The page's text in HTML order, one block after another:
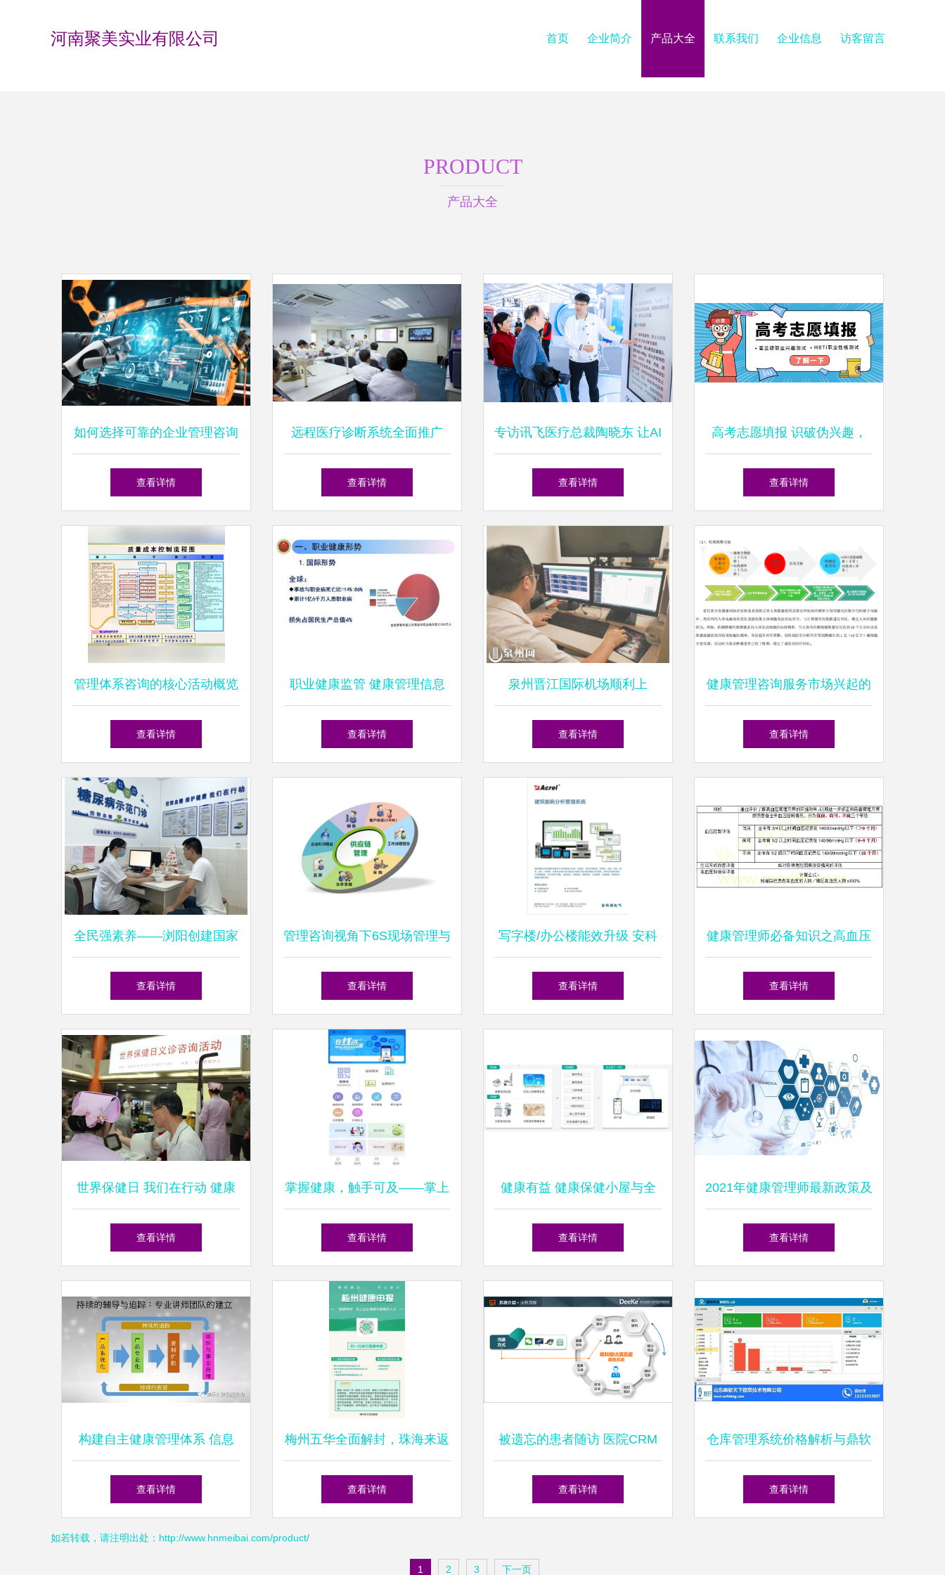
河南聚美实业有限公司 首页 企业简介 产品大全 联系我们 企业信息 访客留言
PRODUCT
产品大全
如何选择可靠的企业管理咨询
公司并有效落地工厂管理整改
查看详情
远程医疗诊断系统全面推广
开启健康管理新时代
查看详情
专访讯飞医疗总裁陶晓东 让AI
成为每个医生的诊疗助理、每
查看详情
高考志愿填报 识破伪兴趣，
解锁真热爱，让健康管理引领
查看详情
管理体系咨询的核心活动概览
——以健康管理信息咨询为例
查看详情
职业健康监管 健康管理信息
咨询全面解析
查看详情
泉州晋江国际机场顺利上
线“健康空港信息管理系统”，
查看详情
健康管理咨询服务市场兴起的
动因分析
查看详情
全民强素养——浏阳创建国家
卫生城市系列报道之三 健康
查看详情
管理咨询视角下6S现场管理与
团队建设在健康管理信息咨询
查看详情
写字楼/办公楼能效升级 安科
瑞能源管理系统，一步图解实
查看详情
健康管理师必备知识之高血压
患者管理效果的监测与评价指
查看详情
世界保健日 我们在行动 健康
管理科义诊咨询活动纪实
查看详情
掌握健康，触手可及——掌上
兴医APP，您的专属健康管理
查看详情
健康有益 健康保健小屋与全
面健康管理信息咨询指南
查看详情
2021年健康管理师最新政策及
政策解读 健康管理信息咨询
查看详情
构建自主健康管理体系 信息
咨询的力量与路径
查看详情
梅州五华全面解封，珠海来返
梅人员健康管理要求调整须知
查看详情
被遗忘的患者随访 医院CRM
管理如何重塑健康管理信息咨
查看详情
仓库管理系统价格解析与鼎软
天下健康管理信息咨询介绍
查看详情
如若转载，请注明出处：http://www.hnmeibai.com/product/
1 2 3 下一页